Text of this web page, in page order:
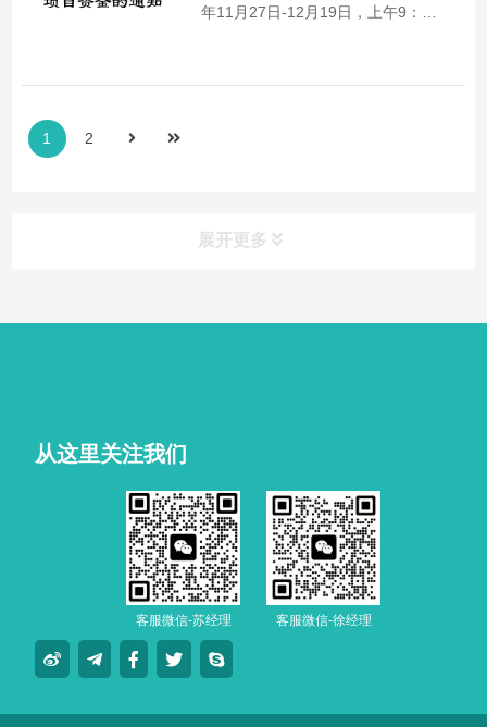
年11月27日-12月19日，上午9：
1 2
展开更多
从这里关注我们
客服微信-苏经理 客服微信-徐经理